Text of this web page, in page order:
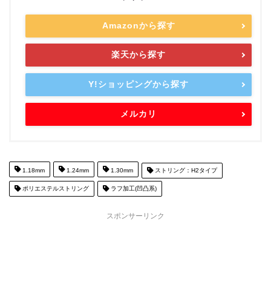
Amazonから探す
楽天から探す
Y!ショッピングから探す
メルカリ
1.18mm 1.24mm 1.30mm ストリング：H2タイプ
ポリエステルストリング ラフ加工(凹凸系)
スポンサーリンク